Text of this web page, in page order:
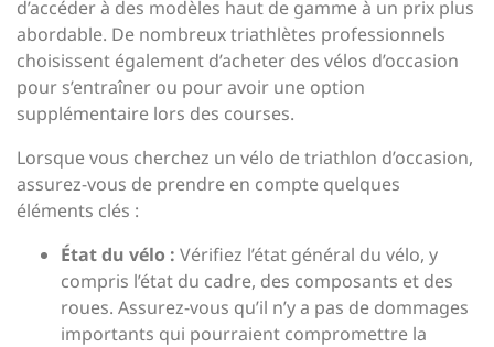
d’accéder à des modèles haut de gamme à un prix plus
abordable. De nombreux triathlètes professionnels
choisissent également d’acheter des vélos d’occasion
pour s’entraîner ou pour avoir une option
supplémentaire lors des courses.
Lorsque vous cherchez un vélo de triathlon d’occasion,
assurez-vous de prendre en compte quelques
éléments clés :
État du vélo : Vérifiez l’état général du vélo, y
compris l’état du cadre, des composants et des
roues. Assurez-vous qu’il n’y a pas de dommages
importants qui pourraient compromettre la